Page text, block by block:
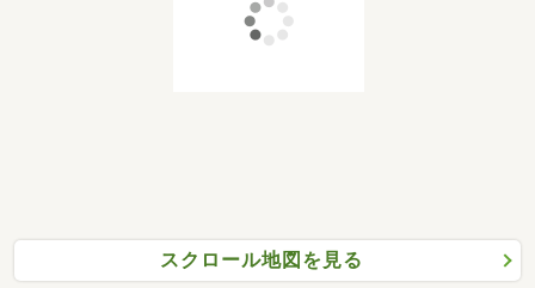
スクロール地図を見る